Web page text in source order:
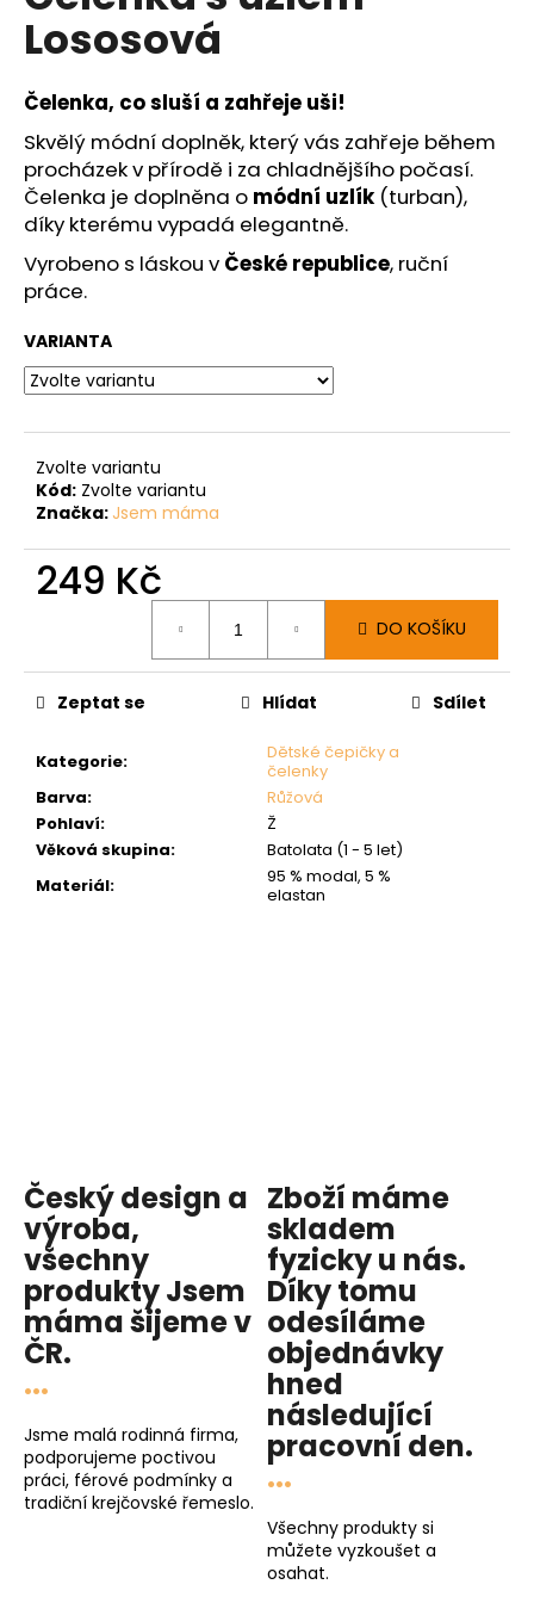
0,0
hvězdiček.
Lososová
Čelenka, co sluší a zahřeje uši!
Skvělý módní doplněk, který vás zahřeje během
procházek v přírodě i za chladnějšího počasí.
Čelenka je doplněna o módní uzlík (turban),
díky kterému vypadá elegantně.
Vyrobeno s láskou v České republice, ruční
práce.
VARIANTA
Zvolte variantu
Kód: Zvolte variantu
Značka: Jsem máma
249 Kč
DO KOŠÍKU
Kategorie:
Dětské čepičky a
čelenky
Barva:
Růžová
Pohlaví:
Ž
Věková skupina:
Batolata (1 - 5 let)
Materiál:
95 % modal, 5 %
elastan
Zeptat se Hlídat Sdílet
Český design a
výroba,
všechny
produktyJsem
mámašijeme v
ČR.
...
Jsme malá rodinná firma,
podporujeme poctivou
práci, férové podmínky a
tradiční krejčovské řemeslo.
Zboží máme
skladem
fyzicky u nás.
Díky tomu
odesíláme
objednávky
hned
následující
pracovní den.
...
Všechny produkty si
můžete vyzkoušet a
osahat.
u
j
e
m
e